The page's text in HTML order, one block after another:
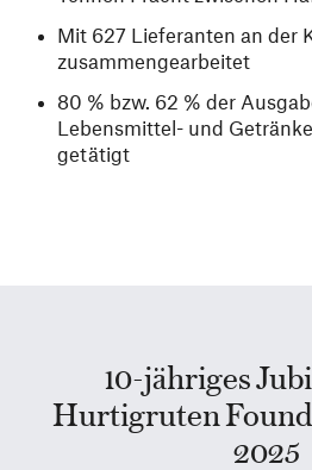
Mit 627 Lieferanten an der
zusammengearbeitet
80 % bzw. 62 % der
Lebensmittel- und
getätigt
10-jähriges
Hurtigruten
2025